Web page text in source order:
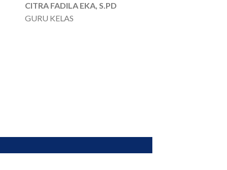
CITRA FADILA EKA, S.PD
GURU KELAS